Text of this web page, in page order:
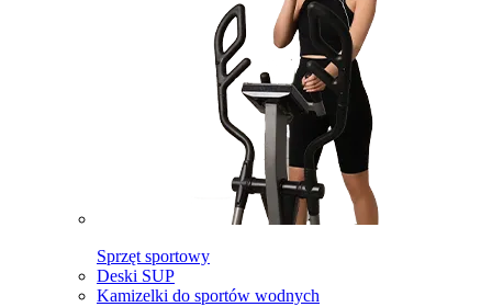
Sprzęt sportowy
Deski SUP
Kamizelki do sportów wodnych